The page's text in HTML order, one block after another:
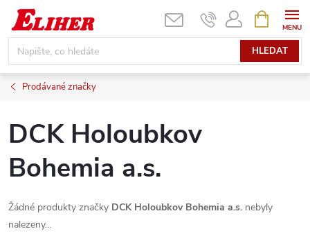
Přejít
obsah
HLEDAT
NÁKUPNÍ
KOŠÍK
Prodávané značky
DCK Holoubkov
Bohemia a.s.
Žádné produkty značky DCK Holoubkov Bohemia a.s. nebyly
nalezeny...